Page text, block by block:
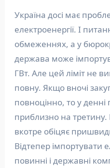
Україна досі має
електроенергії. І
обмеженнях, а у
держава може
ГВт. Але цей ліміт не
повну. Якщо вночі
повноцінно, то у
приблизно на третину.
вкотре обіцяє
Відтепер імпортувати
повинні і державні